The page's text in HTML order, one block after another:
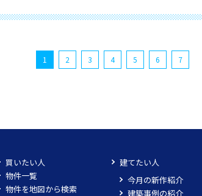
1 2 3 4 5 6 7
買いたい人
物件一覧
物件を地図から検索
建てたい人
今月の新作紹介
建築事例の紹介